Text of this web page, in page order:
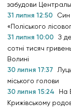
забудови
31 липня 12:50
Син
«Поліського
31 липня 10:00 З
сотні тисяч
Волині
30 липня 17:37
міського голови
30 липня 15:24
На
Крижівському